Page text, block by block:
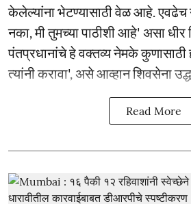
केलेल्यांना भेटण्यासाठी वेळ आहे. एवढेच
नका, मी तुमच्या पाठीशी आहे' असा धीर
पंतप्रधानांचे हे वक्तव्य नेमके कुणासाठी
त्यांनी करावा', असे आव्हान शिवसेना
Read More